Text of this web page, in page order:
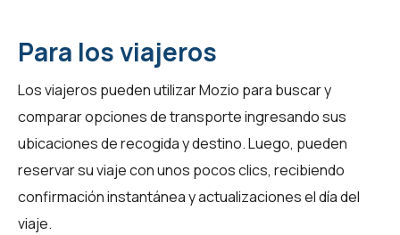
Para los viajeros
Los viajeros pueden utilizar Mozio para buscar y
comparar opciones de transporte ingresando sus
ubicaciones de recogida y destino. Luego, pueden
reservar su viaje con unos pocos clics, recibiendo
confirmación instantánea y actualizaciones el día del
viaje.